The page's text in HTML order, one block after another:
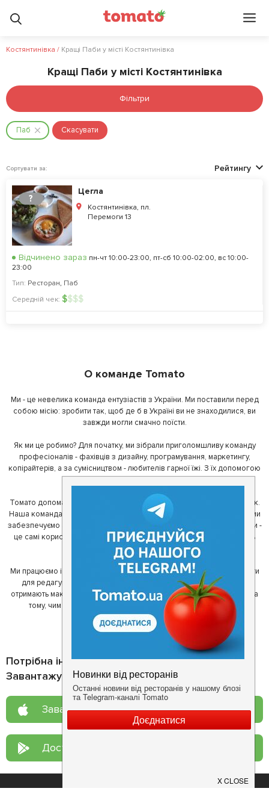
Костянтинівка / Кращі Паби у місті Костянтинівка
Кращі Паби у місті Костянтинівка
Фільтри
Паб Скасувати
Сортувати за: Рейтингу
?
Цегла
Костянтинівка, пл.
Перемоги 13
Відчинено зараз пн-чт 10:00-23:00, пт-сб 10:00-02:00, вс 10:00-
23:00
Тип: Ресторан, Паб
Середній чек: $$$$
О команде Tomato
Ми - це невелика команда ентузіастів з України. Ми поставили перед
собою місію: зробити так, щоб де б в Україні ви не знаходилися, ви
завжди могли смачно поїсти.
Як ми це робимо? Для початку, ми зібрали приголомшливу команду
професіоналів - фахівців з дизайну, програмування, маркетингу,
копірайтерів, а за сумісництвом - любителів гарної їжі. З їх допомогою
ми створили Томато.
Томато допомагає своїм користувачам знайти цікаві місця неподалік.
Наша команда регулярно зв'язується з ресторанами - таким чином ми
забезпечуємо актуальність інформації. Друга частина нашої команди -
це самі користувачі, які діляться своїми враженнями і допомагають
один одному у виборі кращих місць.
Ми працюємо і з ресторанами. Для них ми надаємо зручні інструменти
для редагування інформації про себе - в результаті відвідувачі
отримають максимум інформації, а ресторан зможе зосередитися на
тому, чим він любить займатися більше всього - смачній їжі.
Потрібна інформація про заклад?
Завантажуйте додаток!
Завантажте у App Store
Доступно у